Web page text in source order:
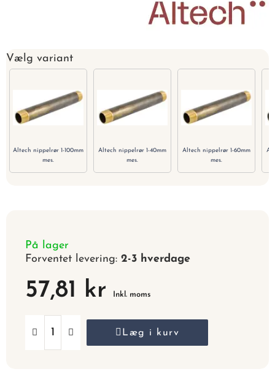
Vælg variant
Altech nippelrør 1-100mm
mes.
Altech nippelrør 1-40mm
mes.
Altech nippelrør 1-60mm
mes.
På lager
Forventet levering: 2-3 hverdage
57,81 kr Inkl. moms
Læg i kurv